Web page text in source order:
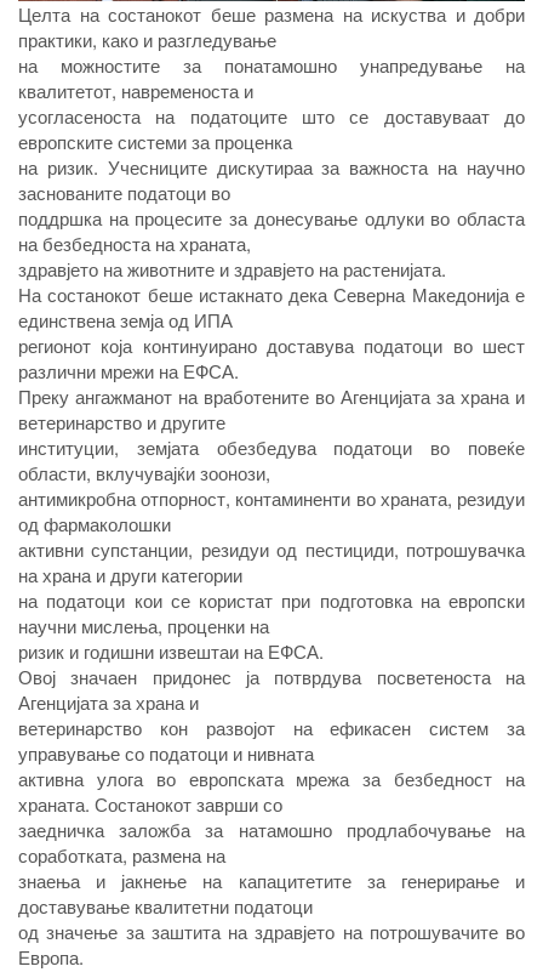
Целта на состанокот беше размена на искуства и добри
практики, како и разгледување
на можностите за понатамошно унапредување на
квалитетот, навременоста и
усогласеноста на податоците што се доставуваат до
европските системи за проценка
на ризик. Учесниците дискутираа за важноста на научно
заснованите податоци во
поддршка на процесите за донесување одлуки во областа
на безбедноста на храната,
здравјето на животните и здравјето на растенијата.
На состанокот беше истакнато дека Северна Македонија е
единствена земја од ИПА
регионот која континуирано доставува податоци во шест
различни мрежи на ЕФСА.
Преку ангажманот на вработените во Агенцијата за храна и
ветеринарство и другите
институции, земјата обезбедува податоци во повеќе
области, вклучувајќи зоонози,
антимикробна отпорност, контаминенти во храната, резидуи
од фармаколошки
активни супстанции, резидуи од пестициди, потрошувачка
на храна и други категории
на податоци кои се користат при подготовка на европски
научни мислења, проценки на
ризик и годишни извештаи на ЕФСА.
Овој значаен придонес ја потврдува посветеноста на
Агенцијата за храна и
ветеринарство кон развојот на ефикасен систем за
управување со податоци и нивната
активна улога во европската мрежа за безбедност на
храната. Состанокот заврши со
заедничка заложба за натамошно продлабочување на
соработката, размена на
знаења и јакнење на капацитетите за генерирање и
доставување квалитетни податоци
од значење за заштита на здравјето на потрошувачите во
Европа.